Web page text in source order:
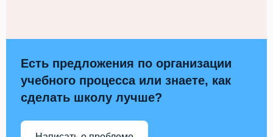
Есть предложения по организации
учебного процесса или знаете, как
сделать школу лучше?